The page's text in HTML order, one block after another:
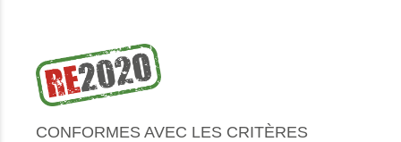
CONFORMES AVEC LES CRITÈRES